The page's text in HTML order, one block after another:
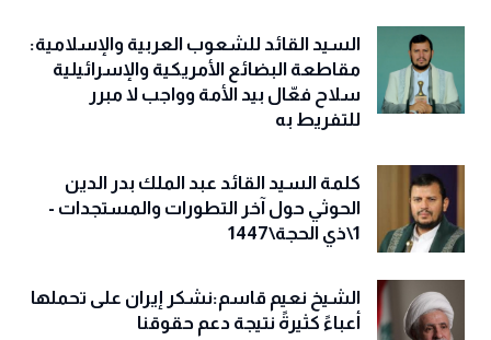
السيد القائد للشعوب العربية والإسلامية:
مقاطعة البضائع الأمريكية والإسرائيلية
سلاح فعّال بيد الأمة وواجب لا مبرر
للتفريط به
كلمة السيد القائد عبد الملك بدر الدين
الحوثي حول آخر التطورات والمستجدات -
1\ذي الحجة\1447
الشيخ نعيم قاسم:نشكر إيران على تحملها
أعباءً كثيرةً نتيجة دعم حقوقنا